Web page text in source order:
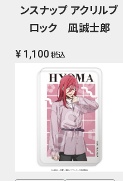
ンスナップ アクリルブ
ロック 凪誠士郎
¥ 1,100 税込